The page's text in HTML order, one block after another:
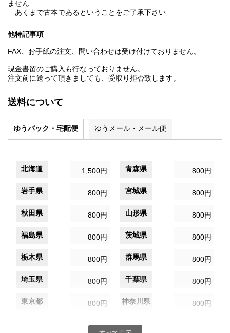
ません
あくまで古本であるということをご了承下さい
他特記事項
FAX、お手紙の注文、問い合わせは受け付けておりません。
現金書留のご購入も行なっておりません。
注文前に送って頂きましても、受取り拒否致します。
送料について
ゆうパック・宅配便 ゆうメール・メール便
北海道 1,500円 青森県 800円
岩手県 800円 宮城県 800円
秋田県 800円 山形県 800円
福島県 800円 茨城県 800円
栃木県 800円 群馬県 800円
埼玉県 800円 千葉県 800円
東京都 800円 神奈川県 800円
800円 富山県